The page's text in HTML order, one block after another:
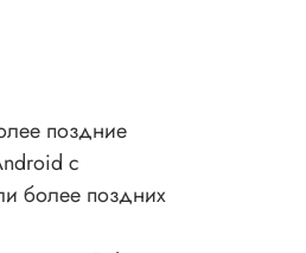
поздние
с
более поздних